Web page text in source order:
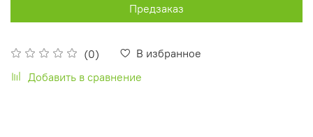
(0)
В избранное
Добавить в сравнение
Предзаказ